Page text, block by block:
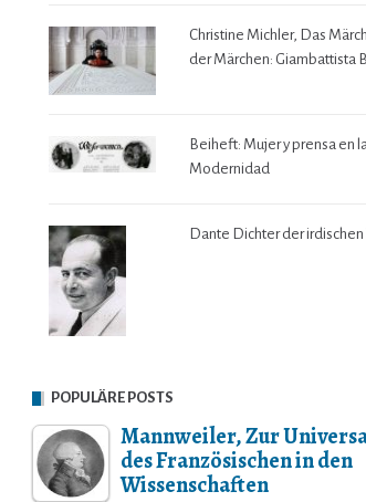
Christine Michler, Das
der Märchen: Giambattista
Beiheft: Mujer y prensa en
Modernidad
Dante Dichter der irdischen
POPULÄRE POSTS
Mannweiler, Zur
des Französischen in den
Wissenschaften